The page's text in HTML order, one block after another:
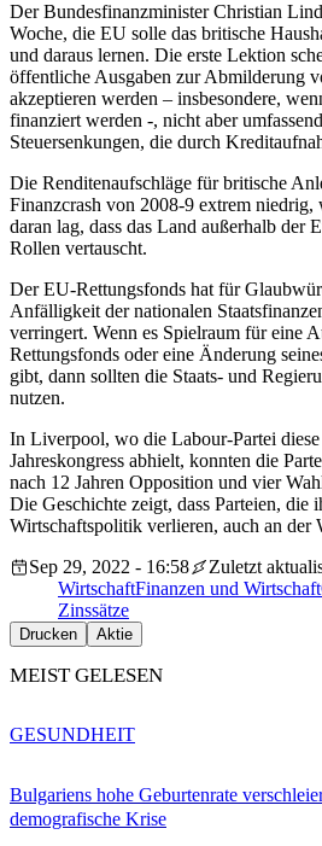
Der Bundesfinanzminister Christian
Woche, die EU solle das britische
und daraus lernen. Die erste Lektion
öffentliche Ausgaben zur Abmilderung
akzeptieren werden – insbesondere,
finanziert werden -, nicht aber
Steuersenkungen, die durch
Die Renditenaufschläge für britische
Finanzcrash von 2008-9 extrem
daran lag, dass das Land außerhalb der
Rollen vertauscht.
Der EU-Rettungsfonds hat für
Anfälligkeit der nationalen
verringert. Wenn es Spielraum für eine
Rettungsfonds oder eine Änderung
gibt, dann sollten die Staats- und
nutzen.
In Liverpool, wo die Labour-Partei
Jahreskongress abhielt, konnten die
nach 12 Jahren Opposition und vier
Die Geschichte zeigt, dass Parteien,
Wirtschaftspolitik verlieren, auch an der
Sep 29, 2022 - 16:58
Zuletzt
WirtschaftFinanzen und Wirtschaft
Zinssätze
Drucken Aktie
MEIST GELESEN
Bulgariens hohe Geburtenrate
demografische Krise
GESUNDHEIT